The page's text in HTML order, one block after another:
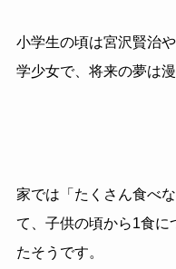
小学生の頃は宮沢賢治
学少女で、将来の夢は
家では「たくさん食べ
て、子供の頃から1食に
たそうです。